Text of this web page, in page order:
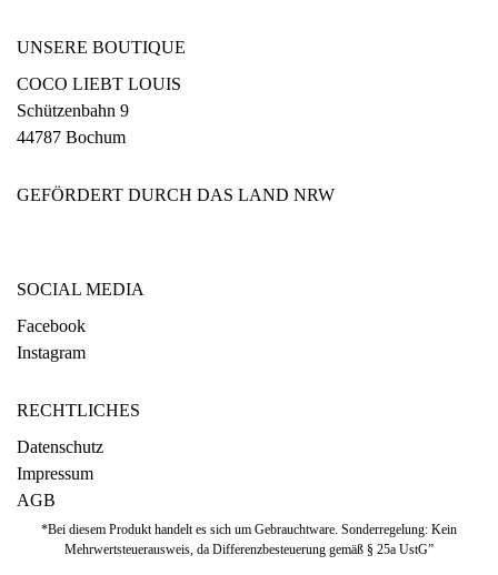
UNSERE BOUTIQUE
COCO LIEBT LOUIS
Schützenbahn 9
44787 Bochum
GEFÖRDERT DURCH DAS LAND NRW
SOCIAL MEDIA
Facebook
Instagram
RECHTLICHES
Datenschutz
Impressum
AGB
*Bei diesem Produkt handelt es sich um Gebrauchtware. Sonderregelung: Kein
Mehrwertsteuerausweis, da Differenzbesteuerung gemäß § 25a UstG”